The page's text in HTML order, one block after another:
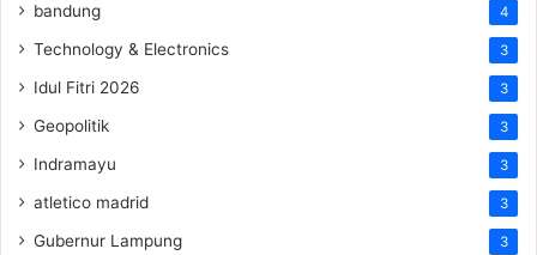
bandung 4
Technology & Electronics 3
Idul Fitri 2026 3
Geopolitik 3
Indramayu 3
atletico madrid 3
Gubernur Lampung 3